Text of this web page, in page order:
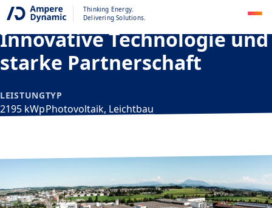
Thinking Energy.
Delivering Solutions.
BACHMANN GROUP
Innovative Technologie und
starke Partnerschaft
LEISTUNG
2195 kWp
TYP
Photovoltaik, Leichtbau